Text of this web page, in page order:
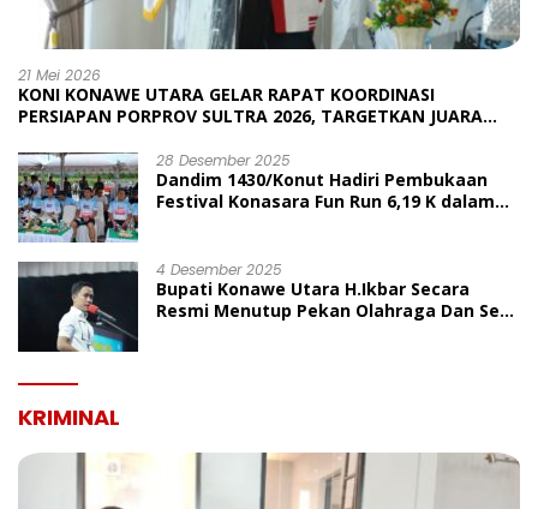
21 Mei 2026
KONI KONAWE UTARA GELAR RAPAT KOORDINASI
PERSIAPAN PORPROV SULTRA 2026, TARGETKAN JUARA
28 Desember 2025
Dandim 1430/Konut Hadiri Pembukaan
Festival Konasara Fun Run 6,19 K dalam
4 Desember 2025
Bupati Konawe Utara H.Ikbar Secara
Resmi Menutup Pekan Olahraga Dan Seni
KRIMINAL